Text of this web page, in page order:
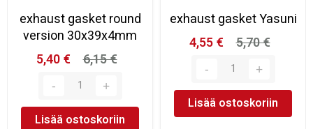
exhaust gasket round
version 30x39x4mm
5,40 €
6,15 €
Lisää ostoskoriin
exhaust gasket Yasuni
4,55 €
5,70 €
Lisää ostoskoriin